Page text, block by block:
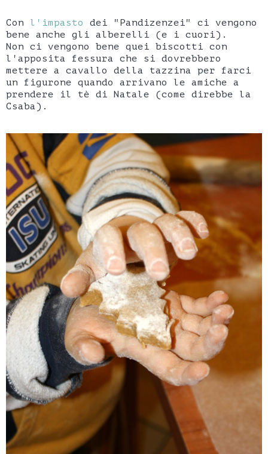
Con l'impasto
dei "Pandizenzei" ci vengono
bene anche gli alberelli (e i cuori).
Non ci vengono bene quei biscotti con
l'apposita fessura che si dovrebbero
mettere a cavallo della tazzina per farci
un figurone quando arrivano le amiche a
prendere il tè di Natale (come direbbe la
Csaba).